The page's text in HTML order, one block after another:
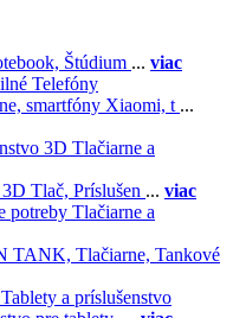
Štúdium ... viac
Telefóny
smartfóny Xiaomi, t ...
3D Tlačiarne a
Tlač, Príslušen ... viac
Tlačiarne a
TANK, Tlačiarne, Tankové
Tablety a príslušenstvo